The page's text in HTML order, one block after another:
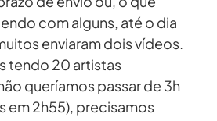
com alguns, até o dia
enviaram dois vídeos.
tendo 20 artistas
queríamos passar de 3h
em 2h55), precisamos